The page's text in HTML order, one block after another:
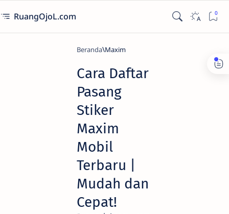
RuangOjoL.com
Beranda Maxim
Cara Daftar
Pasang
Stiker
Maxim
Mobil
Terbaru |
Mudah dan
Cepat!